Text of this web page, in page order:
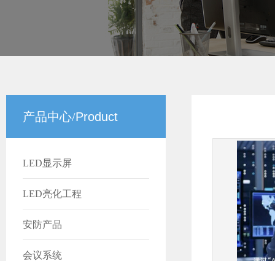
产品中心/Product
LED显示屏
LED亮化工程
安防产品
会议系统